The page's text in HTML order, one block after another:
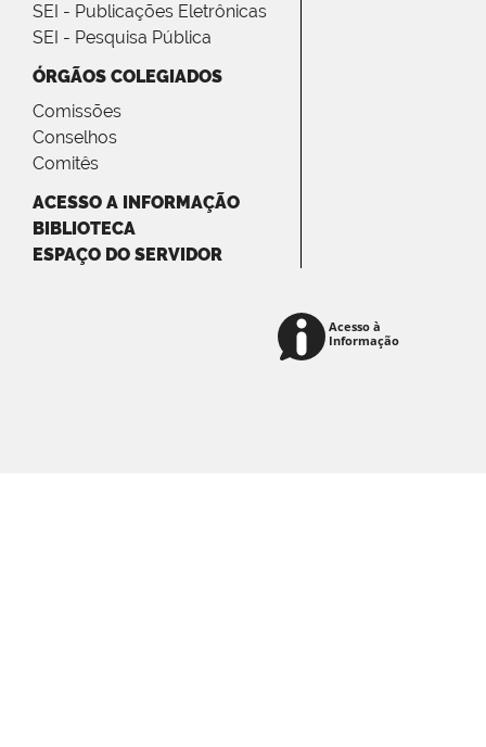
SEI - Publicações Eletrônicas
SEI - Pesquisa Pública
ÓRGÃOS COLEGIADOS
Comissões
Conselhos
Comitês
ACESSO A INFORMAÇÃO
BIBLIOTECA
ESPAÇO DO SERVIDOR